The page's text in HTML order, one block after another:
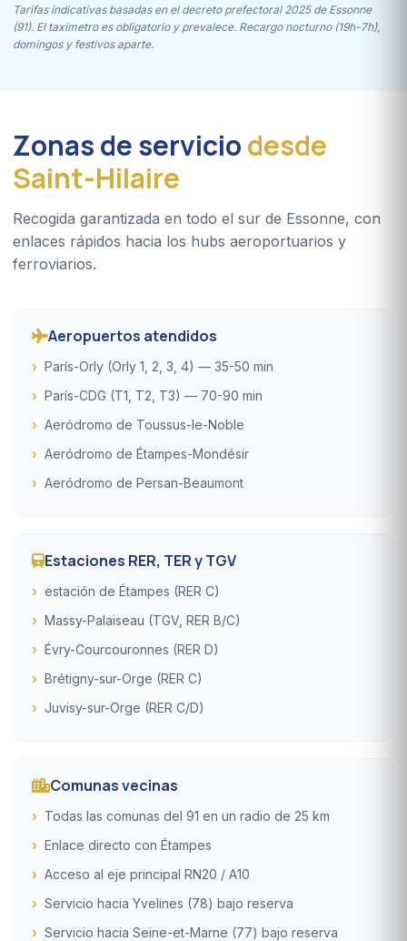
Tarifas indicativas basadas en el decreto prefectoral 2025 de Essonne
(91). El taxímetro es obligatorio y prevalece. Recargo nocturno (19h-7h),
domingos y festivos aparte.
Zonas de serviciodesde
Saint-Hilaire
Recogida garantizada en todo el sur de Essonne, con
enlaces rápidos hacia los hubs aeroportuarios y
ferroviarios.
Aeropuertos atendidos
París-Orly (Orly 1, 2, 3, 4) — 35-50 min
París-CDG (T1, T2, T3) — 70-90 min
Aeródromo de Toussus-le-Noble
Aeródromo de Étampes-Mondésir
Aeródromo de Persan-Beaumont
Estaciones RER, TER y TGV
estación de Étampes (RER C)
Massy-Palaiseau (TGV, RER B/C)
Évry-Courcouronnes (RER D)
Brétigny-sur-Orge (RER C)
Juvisy-sur-Orge (RER C/D)
Comunas vecinas
Todas las comunas del 91 en un radio de 25 km
Enlace directo con Étampes
Acceso al eje principal RN20 / A10
Servicio hacia Yvelines (78) bajo reserva
Servicio hacia Seine-et-Marne (77) bajo reserva